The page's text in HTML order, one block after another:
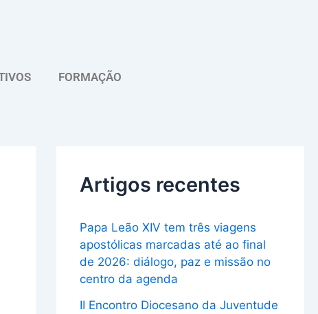
FORMAÇÃO
Artigos recentes
Papa Leão XIV tem três viagens
apostólicas marcadas até ao final
de 2026: diálogo, paz e missão no
centro da agenda
II Encontro Diocesano da Juventude
u